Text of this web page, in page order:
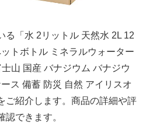
る「水 2リットル 天然水 2L 12
トボトル ミネラルウォーター
山 国産 バナジウム バナジウ
ス 備蓄 防災 自然 アイリスオ
ご紹介します。商品の詳細や評
できます。